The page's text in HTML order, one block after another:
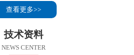
查看更多>>
技术资料
NEWS CENTER